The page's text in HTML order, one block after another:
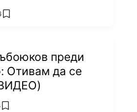
add favorites
преди
Отивам да се
add favorites